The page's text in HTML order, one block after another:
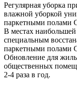
Регулярная уборка
влажной уборкой
паркетными полами
В местах наибольшей
специальным
паркетными полами
Обновление для
общественных
2-4 раза в год.